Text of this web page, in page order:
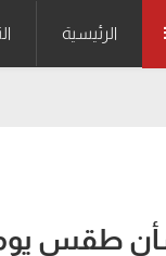
الرئيسية
طقس يومي